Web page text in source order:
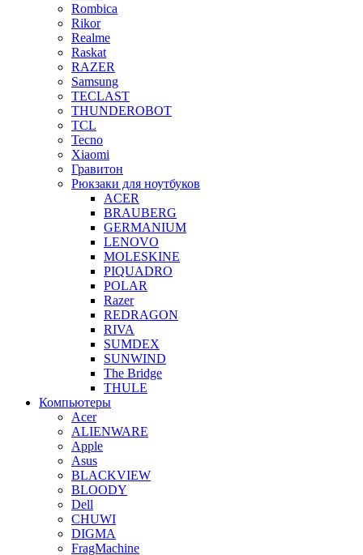
Rombica
Rikor
Realme
Raskat
RAZER
Samsung
TECLAST
THUNDEROBOT
TCL
Tecno
Xiaomi
Гравитон
Рюкзаки для ноутбуков
ACER
BRAUBERG
GERMANIUM
LENOVO
MOLESKINE
PIQUADRO
POLAR
Razer
REDRAGON
RIVA
SUMDEX
SUNWIND
The Bridge
THULE
Компьютеры
Acer
ALIENWARE
Apple
Asus
BLACKVIEW
BLOODY
Dell
CHUWI
DIGMA
FragMachine